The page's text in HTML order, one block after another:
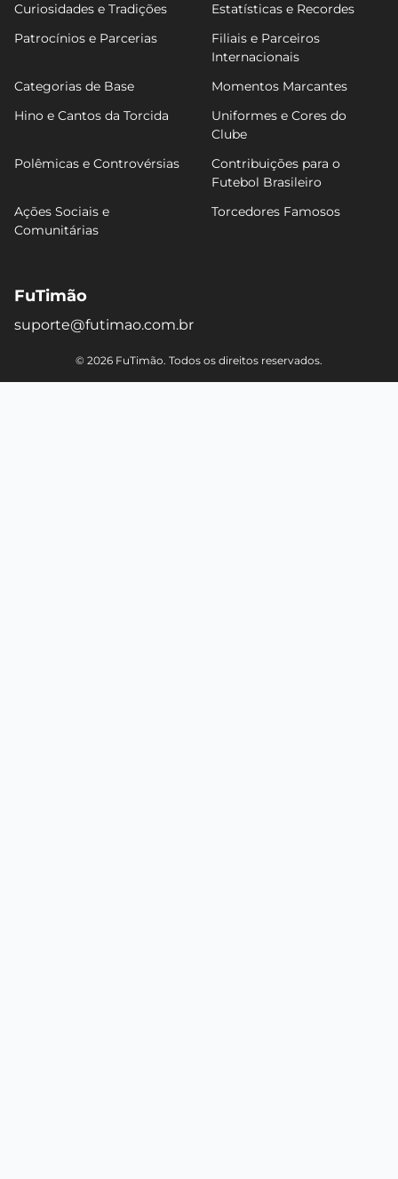
Curiosidades e Tradições
Estatísticas e Recordes
Patrocínios e Parcerias
Filiais e Parceiros
Internacionais
Categorias de Base
Momentos Marcantes
Hino e Cantos da Torcida
Uniformes e Cores do
Clube
Polêmicas e Controvérsias
Contribuições para o
Futebol Brasileiro
Ações Sociais e
Comunitárias
Torcedores Famosos
FuTimão
suporte@futimao.com.br
© 2026 FuTimão. Todos os direitos reservados.